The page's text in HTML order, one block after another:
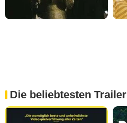
Die beliebtesten Trailer